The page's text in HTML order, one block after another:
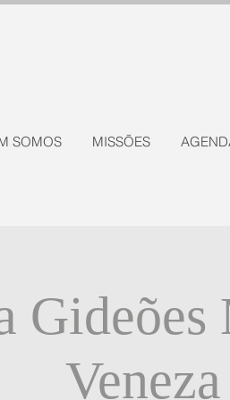
SOMOS MISSÕES
Veneza